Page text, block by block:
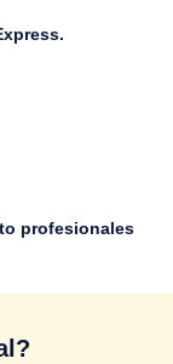
profesionales